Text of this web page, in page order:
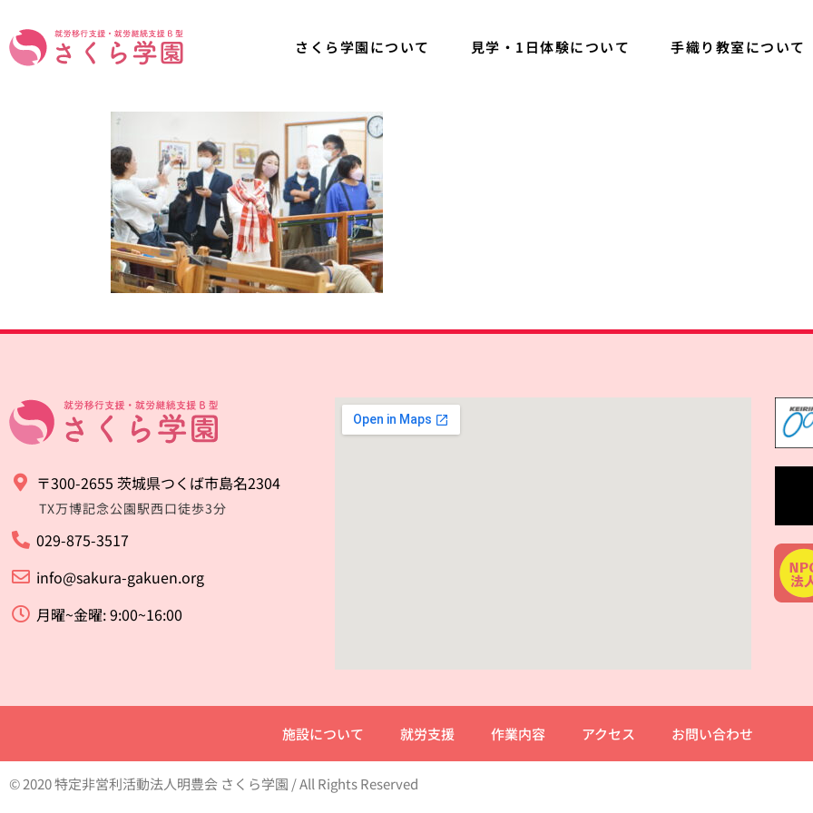
さくら学園について 見学・1日体験について 手織り教室について
〒300-2655 茨城県つくば市島名2304
TX万博記念公園駅西口徒歩3分
029-875-3517
info@sakura-gakuen.org
月曜~金曜: 9:00~16:00
施設について 就労支援 作業内容 アクセス お問い合わせ
© 2020 特定非営利活動法人明豊会 さくら学園 / All Rights Reserved